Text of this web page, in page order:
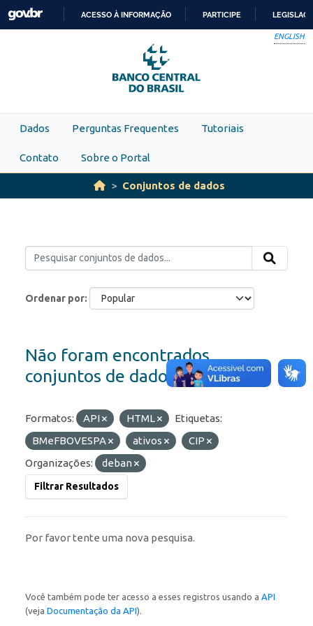
Skip to main content
PARA
O
CONTEÚDO
ACESSO À INFORMAÇÃO PARTICIPE
ENGLISH
Dados Perguntas Frequentes Tutoriais
Contato Sobre o Portal
Conjuntos de dados
Ordenar por
Não foram encontrados
conjuntos de dados
Formatos: API HTML
Etiquetas:
BMeFBOVESPA
ativos
CIP
Organizações:
deban
Filtrar Resultados
Por favor tente uma nova pesquisa.
Você também pode ter acesso a esses registros usando a API
(veja Documentação da API).